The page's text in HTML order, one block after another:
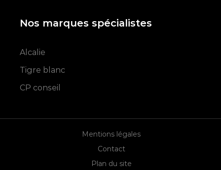
Nos marques spécialistes
Alcalie
Tigre blanc
CP conseil
Mentions légales
Contact
Plan du site